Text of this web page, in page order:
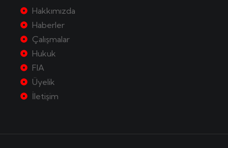
Hakkımızda
Haberler
Çalışmalar
Hukuk
FIA
Üyelik
İletişim